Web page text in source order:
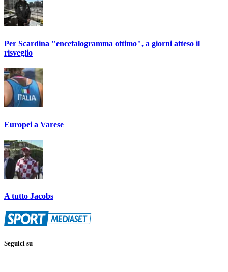
Per Scardina "encefalogramma ottimo", a giorni atteso il
risveglio
Europei a Varese
A tutto Jacobs
Seguici su